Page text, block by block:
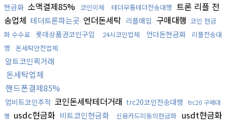
현금화 소액결제85% 코인이체 테더무통테더전송대행 트론 리플 전
송업체 테더트론파는곳 언더돈세탁 리플매입 구매대행 코인 현금
화 수수료
롯데상품권코인구입 24시코인업체 언더돈현금화
리플전송대
행
돈세탁안전업체
알트코인퀵거래
돈세탁업체
핸드폰결제85%
업비트코인추적 코인돈세탁테더거래 trc20코인전송대행
trc20 구매대
행 usdc현금화 비트코인현금화 신용카드미동의현금화 usdt현금화